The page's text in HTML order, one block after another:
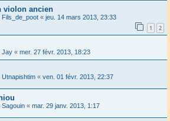
violon ancien
Fils_de_poot « jeu. 14 mars 2013, 23:33
1 2
Jay « mer. 27 févr. 2013, 18:23
Utnapishtim « ven. 01 févr. 2013, 22:37
Sagouin « mar. 29 janv. 2013, 1:17